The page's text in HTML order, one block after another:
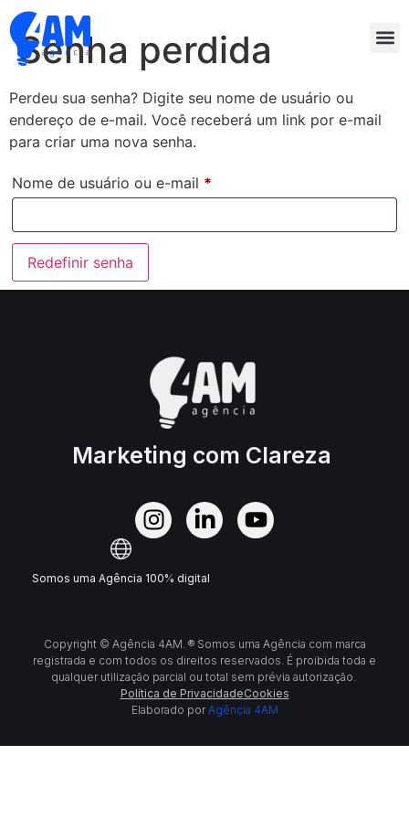
Senha perdida
Perdeu sua senha? Digite seu nome de usuário ou
endereço de e-mail. Você receberá um link por e-mail
para criar uma nova senha.
Nome de usuário ou e-mail *
Redefinir senha
Marketing com Clareza
Somos uma Agência 100% digital
Copyright © Agência 4AM. ® Somos uma Agência com marca
registrada e com todos os direitos reservados. É proibida toda e
qualquer utilização parcial ou total sem prévia autorização.
Política de PrivacidadeCookies
Elaborado por Agência 4AM